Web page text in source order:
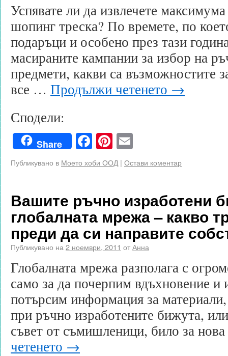
Успявате ли да извлечете
шопинг треска? По времете, по
подаръци и особено през тази
масираните кампании за избор на
предмети, какви са възможностите
все … Продължи четенето →
Сподели:
Share Facebook
Pinterest
Публикувано в Моето хоби ООД | Остави коментар
Вашите ръчно изработени
глобалната мрежа – какво
преди да си направите
Публикувано на 2 ноември, 2011 отАнна
Глобалната мрежа разполага с
само за да почерпим вдъхновение и
потърсим информация за
при ръчно изработените бижута,
съвет от съмишленици, било за
четенето →